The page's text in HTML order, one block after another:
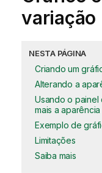
variação
NESTA PÁGINA
Criando um
Alterando a
Usando o painel
mais a aparência
Exemplo de
Limitações
Saiba mais